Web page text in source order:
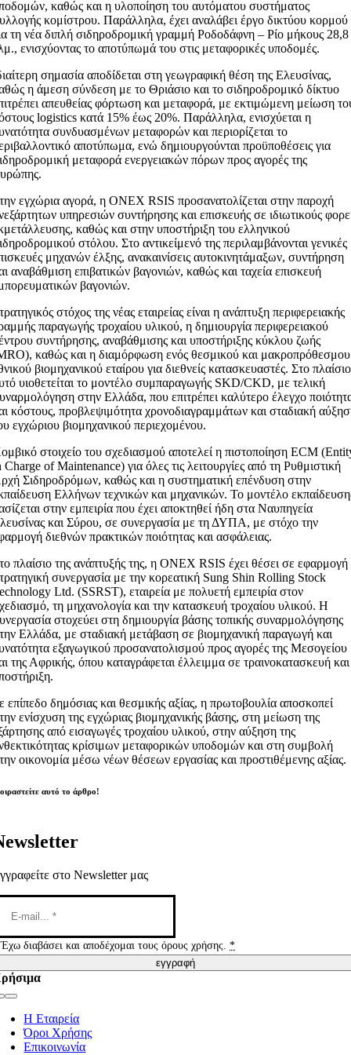
καθώς και η υλοποίηση του αυτόματου συστήματος
κομίστρου. Παράλληλα, έχει αναλάβει έργο δικτύου κορμού
τη νέα διπλή σιδηροδρομική γραμμή Ροδοδάφνη – Ρίο μήκους 28,8
ενισχύοντας το αποτύπωμά του στις μεταφορικές υποδομές.
σημασία αποδίδεται στη γεωγραφική θέση της Ελευσίνας,
η άμεση σύνδεση με το Θριάσιο και το σιδηροδρομικό δίκτυο
απευθείας φόρτωση και μεταφορά, με εκτιμώμενη μείωση
logistics κατά 15% έως 20%. Παράλληλα, ενισχύεται η
συνδυασμένων μεταφορών και περιορίζεται το
αποτύπωμα, ενώ δημιουργούνται προϋποθέσεις για
μεταφορά ενεργειακών πόρων προς αγορές της
εγχώρια αγορά, η ONEX RSIS προσανατολίζεται στην παροχή
υπηρεσιών συντήρησης και επισκευής σε ιδιωτικούς
καθώς και στην υποστήριξη του ελληνικού
στόλου. Στο αντικείμενό της περιλαμβάνονται γενικές
μηχανών έλξης, ανακαινίσεις αυτοκινητάμαξων, συντήρηση
αναβάθμιση επιβατικών βαγονιών, καθώς και ταχεία επισκευή
βαγονιών.
στόχος της νέας εταιρείας είναι η ανάπτυξη περιφερειακής
παραγωγής τροχαίου υλικού, η δημιουργία περιφερειακού
συντήρησης, αναβάθμισης και υποστήριξης κύκλου ζωής
καθώς και η διαμόρφωση ενός θεσμικού και μακροπρόθεσμου
βιομηχανικού εταίρου για διεθνείς κατασκευαστές. Στο πλαίσιο
υιοθετείται το μοντέλο συμπαραγωγής SKD/CKD, με τελική
στην Ελλάδα, που επιτρέπει καλύτερο έλεγχο
κόστους, προβλεψιμότητα χρονοδιαγραμμάτων και σταδιακή
εγχώριου βιομηχανικού περιεχομένου.
στοιχείο του σχεδιασμού αποτελεί η πιστοποίηση ECM
Charge of Maintenance) για όλες τις λειτουργίες από τη Ρυθμιστική
Σιδηροδρόμων, καθώς και η συστηματική επένδυση στην
Ελλήνων τεχνικών και μηχανικών. Το μοντέλο
στην εμπειρία που έχει αποκτηθεί ήδη στα Ναυπηγεία
και Σύρου, σε συνεργασία με τη ΔΥΠΑ, με στόχο την
διεθνών πρακτικών ποιότητας και ασφάλειας.
πλαίσιο της ανάπτυξής της, η ONEX RSIS έχει θέσει σε εφαρμογή
συνεργασία με την κορεατική Sung Shin Rolling Stock
Ltd. (SSRST), εταιρεία με πολυετή εμπειρία στον
τη μηχανολογία και την κατασκευή τροχαίου υλικού. Η
στοχεύει στη δημιουργία βάσης τοπικής συναρμολόγησης
Ελλάδα, με σταδιακή μετάβαση σε βιομηχανική παραγωγή και
εξαγωγικού προσανατολισμού προς αγορές της Μεσογείου
της Αφρικής, όπου καταγράφεται έλλειμμα σε τραινοκατασκευή και
επίπεδο δημόσιας και θεσμικής αξίας, η πρωτοβουλία αποσκοπεί
ενίσχυση της εγχώριας βιομηχανικής βάσης, στη μείωση της
από εισαγωγές τροχαίου υλικού, στην αύξηση της
κρίσιμων μεταφορικών υποδομών και στη συμβολή
οικονομία μέσω νέων θέσεων εργασίας και προστιθέμενης αξίας.
αυτό το άρθρο!
στο Newsletter μας
Έχω διαβάσει και αποδέχομαι τους όρους χρήσης.*
εγγραφή
Η Εταιρεία
Όροι Χρήσης
Επικοινωνία